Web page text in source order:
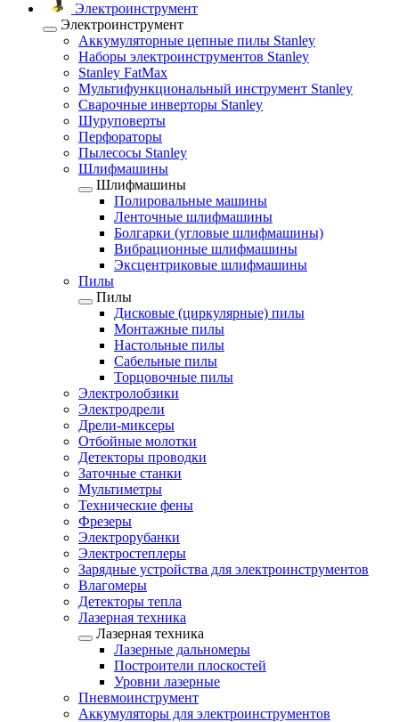
Электроинструмент
Электроинструмент
Аккумуляторные цепные пилы Stanley
Наборы электроинструментов Stanley
Stanley FatMax
Мультифункциональный инструмент Stanley
Сварочные инверторы Stanley
Шуруповерты
Перфораторы
Пылесосы Stanley
Шлифмашины
Шлифмашины
Полировальные машины
Ленточные шлифмашины
Болгарки (угловые шлифмашины)
Вибрационные шлифмашины
Эксцентриковые шлифмашины
Пилы
Пилы
Дисковые (циркулярные) пилы
Монтажные пилы
Настольные пилы
Сабельные пилы
Торцовочные пилы
Электролобзики
Электродрели
Дрели-миксеры
Отбойные молотки
Детекторы проводки
Заточные станки
Мультиметры
Технические фены
Фрезеры
Электрорубанки
Электростеплеры
Зарядные устройства для электроинструментов
Влагомеры
Детекторы тепла
Лазерная техника
Лазерная техника
Лазерные дальномеры
Построители плоскостей
Уровни лазерные
Пневмоинструмент
Аккумуляторы для электроинструментов